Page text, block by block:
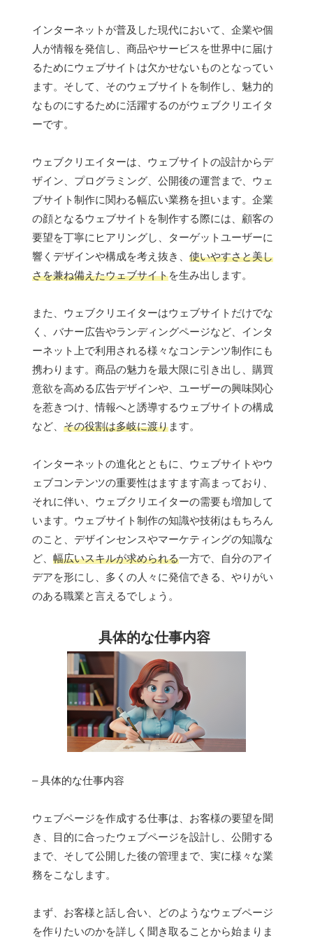
インターネットが普及した現代において、企業や個
人が情報を発信し、商品やサービスを世界中に届け
るためにウェブサイトは欠かせないものとなってい
ます。そして、そのウェブサイトを制作し、魅力的
なものにするために活躍するのがウェブクリエイタ
ーです。
ウェブクリエイターは、ウェブサイトの設計からデ
ザイン、プログラミング、公開後の運営まで、ウェ
ブサイト制作に関わる幅広い業務を担います。企業
の顔となるウェブサイトを制作する際には、顧客の
要望を丁寧にヒアリングし、ターゲットユーザーに
響くデザインや構成を考え抜き、 使いやすさと美し
さを兼ね備えたウェブサイトを生み出します。
また、ウェブクリエイターはウェブサイトだけでな
く、バナー広告やランディングページなど、インタ
ーネット上で利用される様々なコンテンツ制作にも
携わります。商品の魅力を最大限に引き出し、購買
意欲を高める広告デザインや、ユーザーの興味関心
を惹きつけ、情報へと誘導するウェブサイトの構成
など、 その役割は多岐に渡ります。
インターネットの進化とともに、ウェブサイトやウ
ェブコンテンツの重要性はますます高まっており、
それに伴い、ウェブクリエイターの需要も増加して
います。ウェブサイト制作の知識や技術はもちろん
のこと、デザインセンスやマーケティングの知識な
ど、 幅広いスキルが求められる一方で、自分のアイ
デアを形にし、多くの人々に発信できる、やりがい
のある職業と言えるでしょう。
具体的な仕事内容
– 具体的な仕事内容
ウェブページを作成する仕事は、お客様の要望を聞
き、目的に合ったウェブページを設計し、公開する
まで、そして公開した後の管理まで、実に様々な業
務をこなします。
まず、お客様と話し合い、どのようなウェブページ
を作りたいのかを詳しく聞き取ることから始まりま